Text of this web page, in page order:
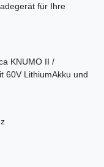
für Ihre
KNUMO II /
60V LithiumAkku und